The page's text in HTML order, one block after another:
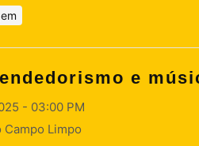
e
- 03:00 PM
Campo Limpo